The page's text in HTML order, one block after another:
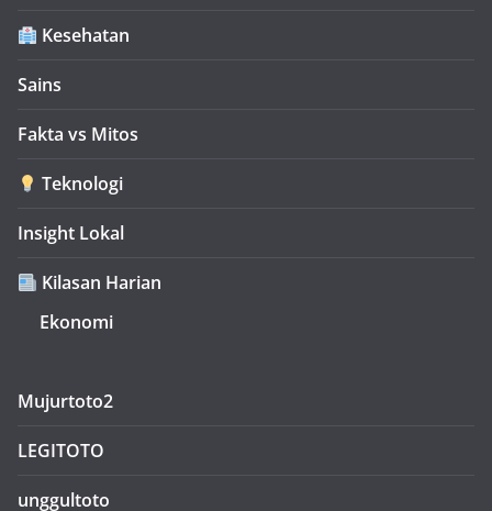
Kesehatan
Sains
Fakta vs Mitos
Teknologi
Insight Lokal
Kilasan Harian
Ekonomi
Mujurtoto2
LEGITOTO
unggultoto